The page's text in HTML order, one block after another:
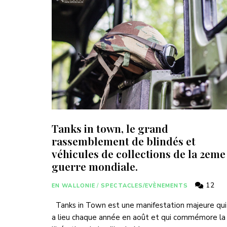
Tanks in town, le grand
rassemblement de blindés et
véhicules de collections de la 2eme
guerre mondiale.
EN WALLONIE / SPECTACLES/EVÈNEMENTS 12
Tanks in Town est une manifestation majeure qui
a lieu chaque année en août et qui commémore la